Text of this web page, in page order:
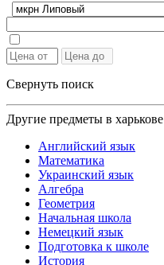
Свернуть поиск
Другие предметы в харькове
Английский язык
Математика
Украинский язык
Алгебра
Геометрия
Начальная школа
Немецкий язык
Подготовка к школе
История